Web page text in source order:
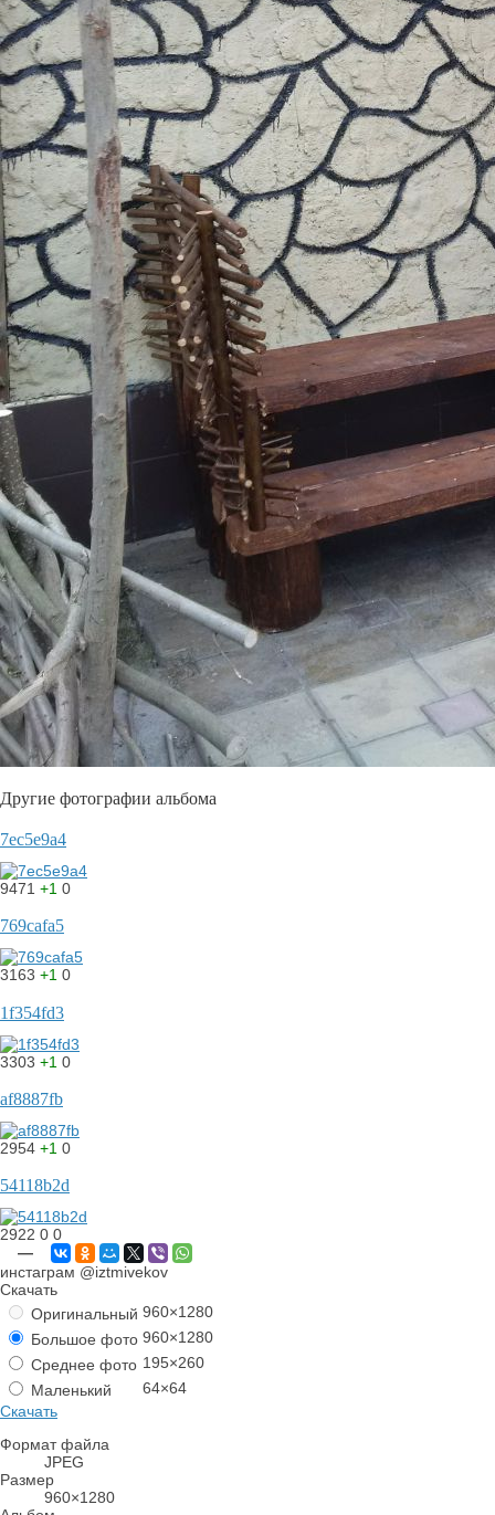
Другие фотографии альбома
7ec5e9a4
9471 +1 0
769cafa5
3163 +1 0
1f354fd3
3303 +1 0
af8887fb
2954 +1 0
54118b2d
2922 0 0
—
инстаграм @iztmivekov
Скачать
Оригинальный 960×1280
Большое фото 960×1280
Среднее фото 195×260
Маленький
64×64
Скачать
Формат файла
JPEG
Размер
960×1280